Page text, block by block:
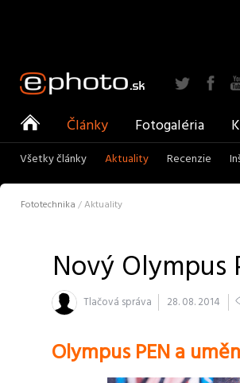
Twitter
ePhoto
Články
Všetky články Aktuality Recenzie
Fotogaléria
Fototechnika /Aktuality
Nový Olympus
Tlačová správa 28. 08. 2014
Olympus PEN a